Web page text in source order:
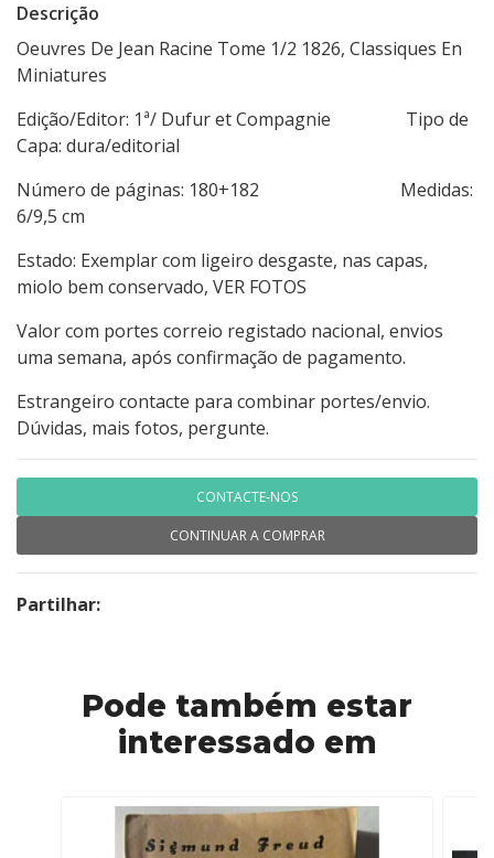
Descrição
Oeuvres De Jean Racine Tome 1/2 1826, Classiques En
Miniatures
Edição/Editor: 1ª/ Dufur et Compagnie Tipo de
Capa: dura/editorial
Número de páginas: 180+182 Medidas:
6/9,5 cm
Estado: Exemplar com ligeiro desgaste, nas capas,
miolo bem conservado, VER FOTOS
Valor com portes correio registado nacional, envios
uma semana, após confirmação de pagamento.
Estrangeiro contacte para combinar portes/envio.
Dúvidas, mais fotos, pergunte.
CONTACTE-NOS
CONTINUAR A COMPRAR
Partilhar:
Pode também estar
interessado em